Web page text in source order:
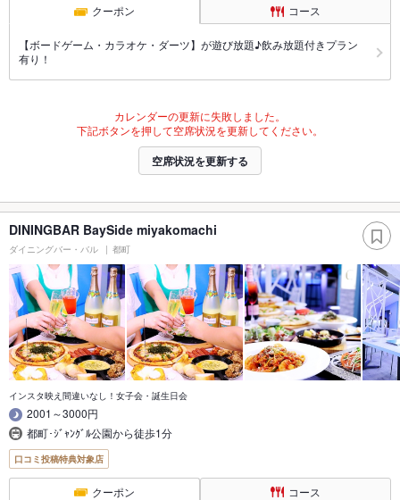
クーポン コース
【ボードゲーム・カラオケ・ダーツ】が遊び放題♪飲み放題付きプラン
有り！
カレンダーの更新に失敗しました。
下記ボタンを押して空席状況を更新してください。
空席状況を更新する
DININGBAR BaySide miyakomachi
ダイニングバー・バル 都町
インスタ映え間違いなし！女子会・誕生日会
2001～3000円
都町･ｼﾞｬﾝｸﾞﾙ公園から徒歩1分
口コミ投稿特典対象店
クーポン コース